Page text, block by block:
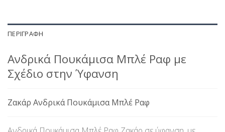
ΠΕΡΙΓΡΑΦΉ
Ανδρικά Πουκάμισα Μπλέ Ραφ με
Σχέδιο στην Ύφανση
Ζακάρ Ανδρικά Πουκάμισα Μπλέ Ραφ